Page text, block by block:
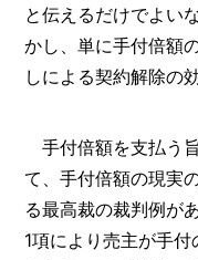
と伝えるだけでよい
かし、単に手付倍額
しによる契約解除の
手付倍額を支払う
て、手付倍額の現実
る最高裁の裁判例が
1項により売主が手